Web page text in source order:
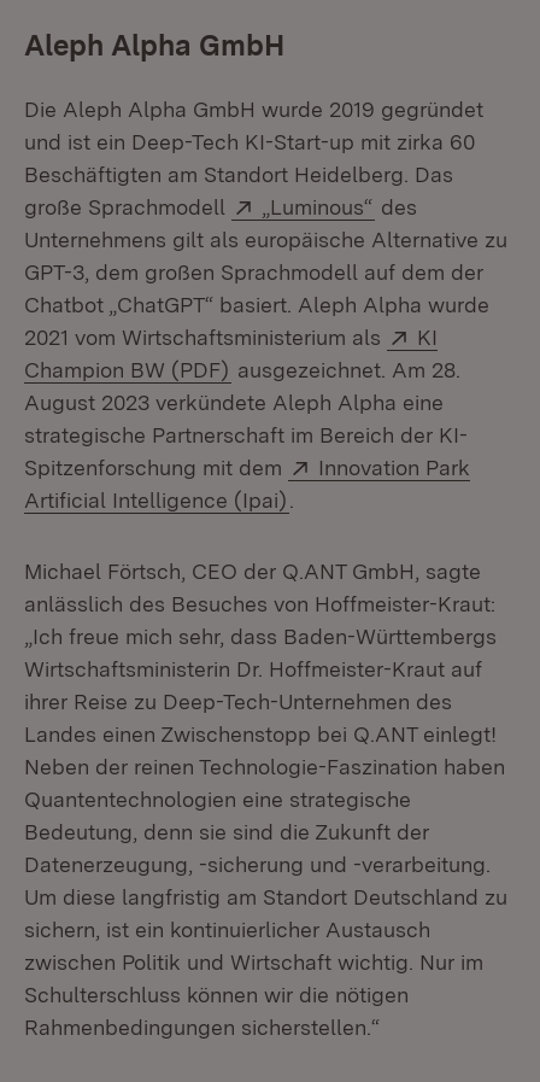
Aleph Alpha GmbH
Die Aleph Alpha GmbH wurde 2019 gegründet
und ist ein Deep-Tech KI-Start-up mit zirka 60
Beschäftigten am Standort Heidelberg. Das
große Sprachmodell
Extern:
„Luminous“ (Öffnet in
des
Unternehmens gilt als europäische Alternative zu
GPT-3, dem großen Sprachmodell auf dem der
Chatbot „ChatGPT“ basiert. Aleph Alpha wurde
2021 vom Wirtschaftsministerium als
Extern:
KI
Champion BW (PDF) (Öffnet in neuem Fenster)
ausgezeichnet. Am 28.
August 2023 verkündete Aleph Alpha eine
strategische Partnerschaft im Bereich der KI-
Spitzenforschung mit dem
Extern:
Innovation Park
Artificial Intelligence (Ipai)
Michael Förtsch, CEO der Q.ANT GmbH, sagte
anlässlich des Besuches von Hoffmeister-Kraut:
„Ich freue mich sehr, dass Baden-Württembergs
Wirtschaftsministerin Dr. Hoffmeister-Kraut auf
ihrer Reise zu Deep-Tech-Unternehmen des
Landes einen Zwischenstopp bei Q.ANT einlegt!
Neben der reinen Technologie-Faszination haben
Quantentechnologien eine strategische
Bedeutung, denn sie sind die Zukunft der
Datenerzeugung, -sicherung und -verarbeitung.
Um diese langfristig am Standort Deutschland zu
sichern, ist ein kontinuierlicher Austausch
zwischen Politik und Wirtschaft wichtig. Nur im
Schulterschluss können wir die nötigen
Rahmenbedingungen sicherstellen.“